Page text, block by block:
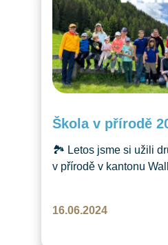
Škola v přírodě
🏞️ Letos jsme si užili
v přírodě v kantonu
na další ročník! 🎉
16.06.2024